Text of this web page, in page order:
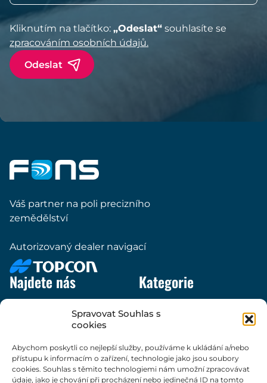
Spravovat Souhlas s
cookies
Abychom poskytli co nejlepší služby, používáme k ukládání a/nebo
přístupu k informacím o zařízení, technologie jako jsou soubory
cookies. Souhlas s těmito technologiemi nám umožní zpracovávat
údaje, jako je chování při procházení nebo jedinečná ID na tomto
Kliknutím na tlačítko: „Odeslat“ souhlasíte se
zpracováním osobních údajů.
Váš partner na poli precizního
zemědělství
Autorizovaný dealer navigací
Najdete nás
Navigovat
Sledujte nás na sociálních sítích
Kategorie
Kontakt
Podpora a návody
GDPR
Zásady cookies